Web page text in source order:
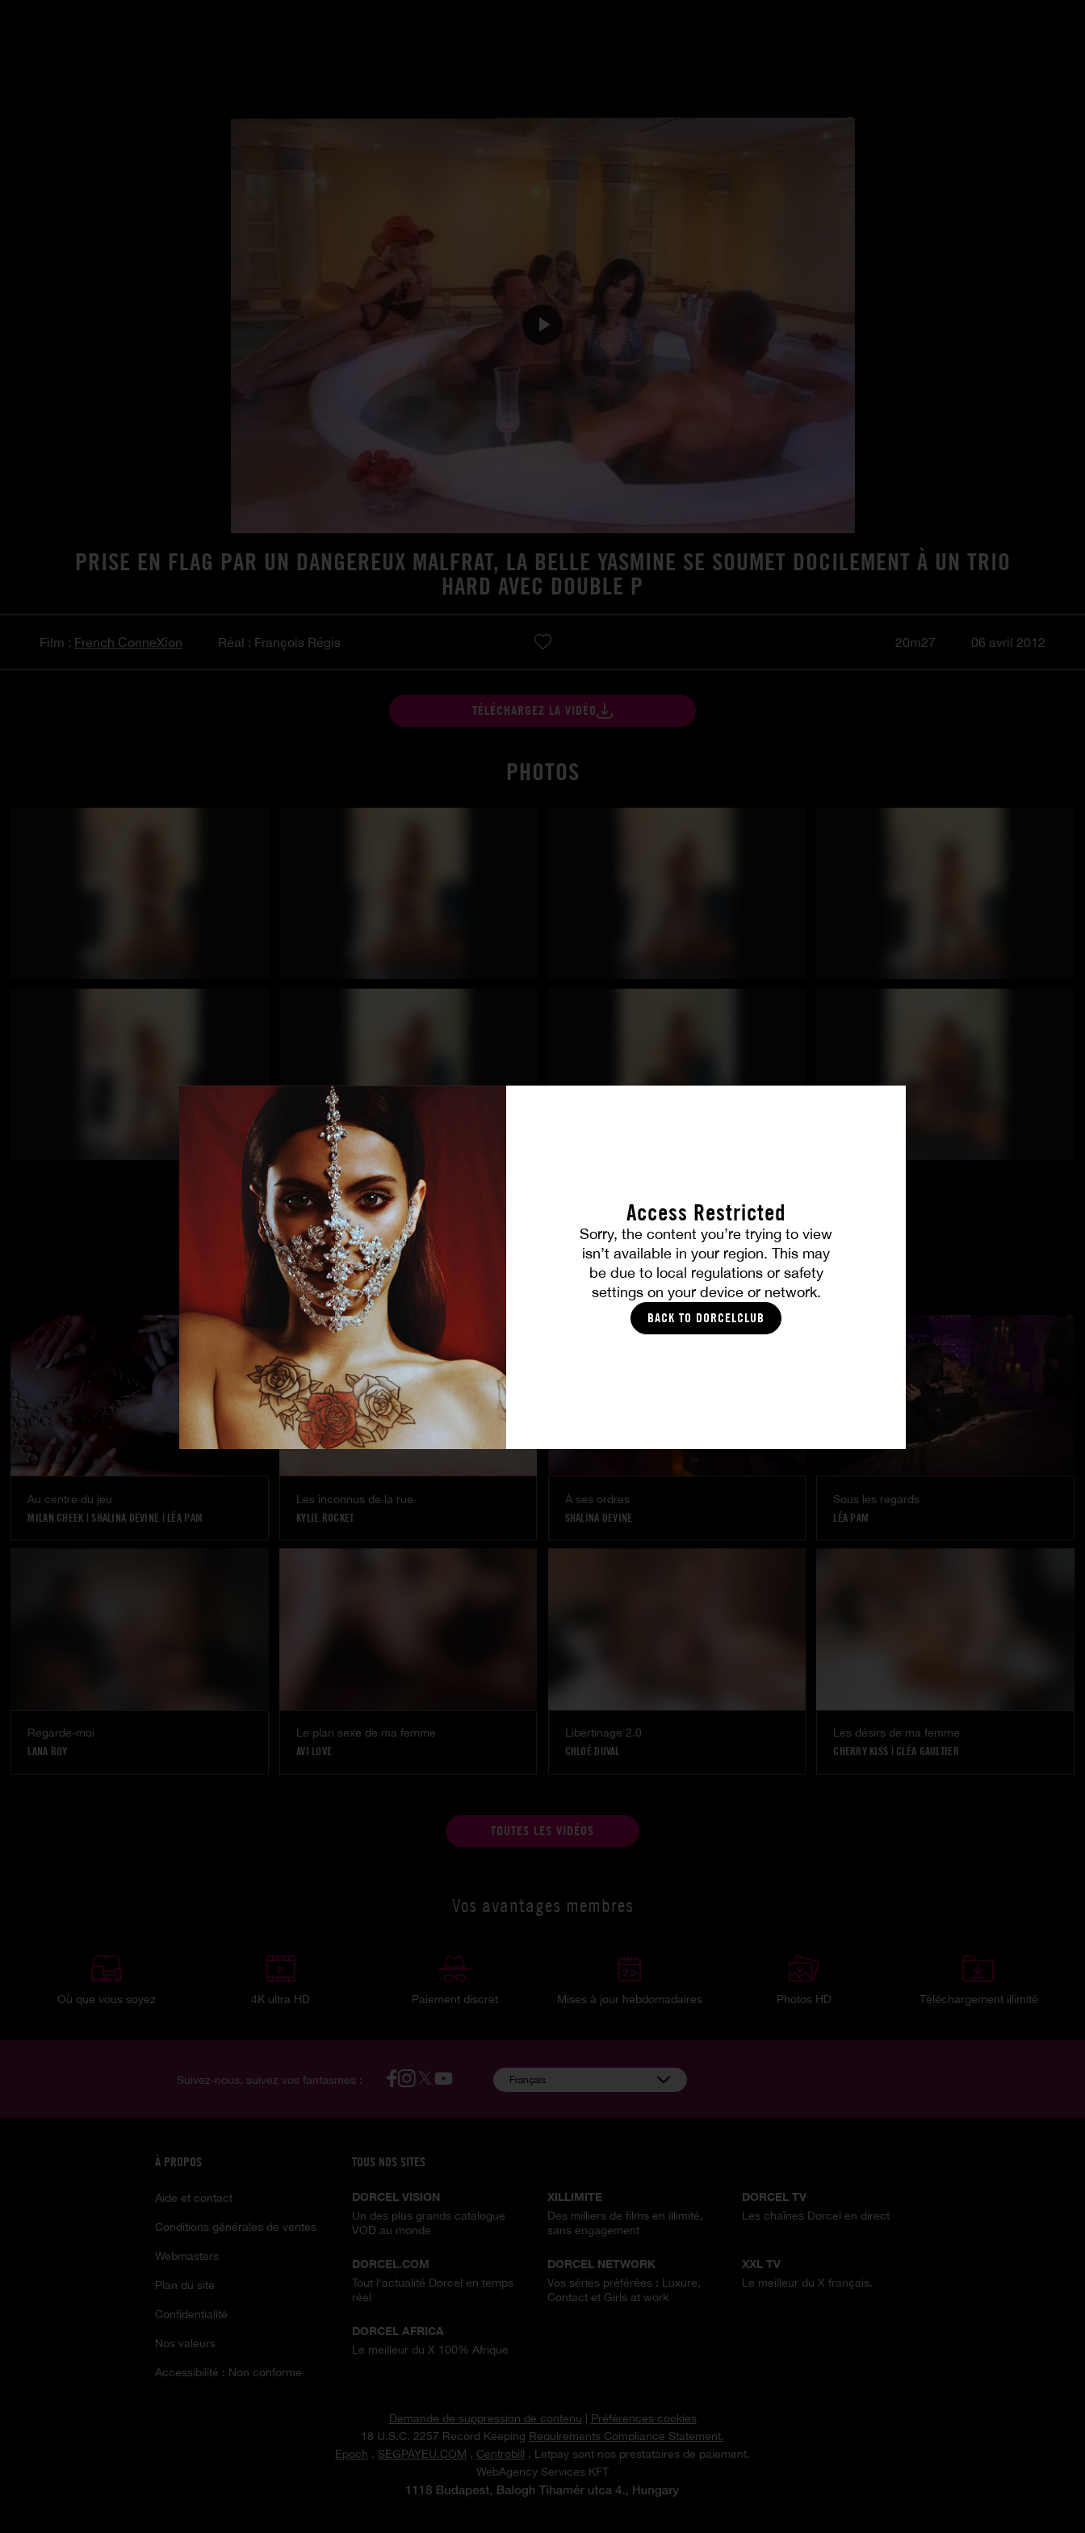
Access Restricted
Sorry, the content you’re trying to view
isn’t available in your region. This may
be due to local regulations or safety
settings on your device or network.
BACK TO DORCELCLUB
PRISE EN FLAG PAR UN DANGEREUX MALFRAT, LA BELLE YASMINE SE SOUMET DOCILEMENT À UN TRIO
HARD AVEC DOUBLE P
Film : French ConneXion Réal : François Régis 20m27 06 avril 2012
TÉLÉCHARGEZ LA VIDÉO
PHOTOS
VOUS ALLEZ AIMER
Au centre du jeu
MILAN CHEEK | SHALINA DEVINE | LÉA PAM
Les inconnus de la rue
KYLIE ROCKET
À ses ordres
SHALINA DEVINE
Sous les regards
LÉA PAM
Regarde-moi
LANA ROY
Le plan sexe de ma femme
AVI LOVE
Libertinage 2.0
CHLOÉ DUVAL
Les désirs de ma femme
CHERRY KISS | CLÉA GAULTIER
TOUTES LES VIDÉOS
Vos avantages membres
Où que vous soyez 4K ultra HD Paiement discret Mises à jour hebdomadaires Photos HD Téléchargement illimité
Suivez-nous, suivez vos fantasmes : Français
À PROPOS
Aide et contact
Conditions générales de ventes
Webmasters
Plan du site
Confidentialité
Nos valeurs
Accessibilité : Non conforme
TOUS NOS SITES
DORCEL VISION
Un des plus grands catalogue
VOD au monde
XILLIMITE
Des milliers de films en illimité,
sans engagement
DORCEL TV
Les chaînes Dorcel en direct
DORCEL.COM
Tout l'actualité Dorcel en temps
réel
DORCEL NETWORK
Vos séries préférées : Luxure,
Contact et Girls at work
XXL TV
Le meilleur du X français.
DORCEL AFRICA
Le meilleur du X 100% Afrique
Demande de suppression de contenu
Préférences cookies
18 U.S.C. 2257 Record Keeping Requirements Compliance Statement.
Epoch , SEGPAYEU.COM , Centrobill , Letpay sont nos prestataires de paiement.
WebAgency Services KFT